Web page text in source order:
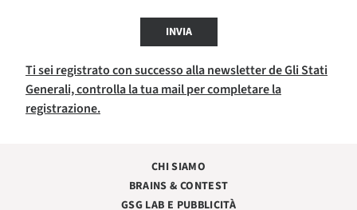
INVIA
Ti sei registrato con successo alla newsletter de Gli Stati
Generali, controlla la tua mail per completare la
registrazione.
CHI SIAMO
BRAINS & CONTEST
GSG LAB E PUBBLICITÀ